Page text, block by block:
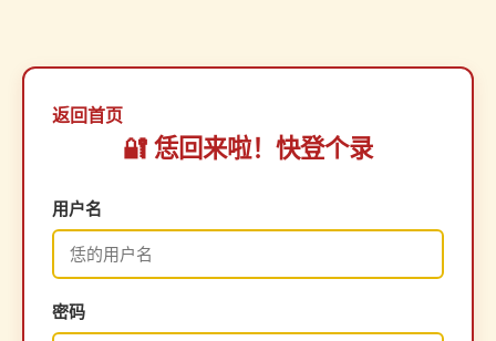
返回首页
🔐 恁回来啦！快登个录
用户名
密码